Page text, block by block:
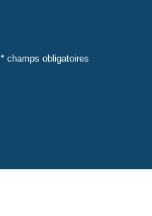
* champs obligatoires